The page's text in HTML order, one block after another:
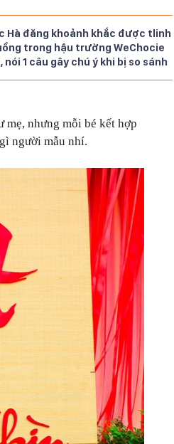
Hà đăng khoảnh khắc được tlinh
trong hậu trường WeChocie
nói 1 câu gây chú ý khi bị so sánh
mẹ, nhưng mỗi bé kết hợp
người mẫu nhí.